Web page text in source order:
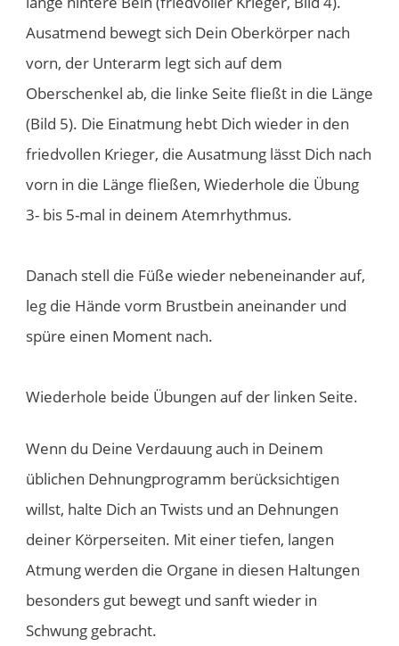
Ausatmend bewegt sich Dein Oberkörper nach
vorn, der Unterarm legt sich auf dem
Oberschenkel ab, die linke Seite fließt in die Länge
(Bild 5). Die Einatmung hebt Dich wieder in den
friedvollen Krieger, die Ausatmung lässt Dich nach
vorn in die Länge fließen, Wiederhole die Übung
3- bis 5-mal in deinem Atemrhythmus.
Danach stell die Füße wieder nebeneinander auf,
leg die Hände vorm Brustbein aneinander und
spüre einen Moment nach.
Wiederhole beide Übungen auf der linken Seite.
​Wenn du Deine Verdauung auch in Deinem
üblichen Dehnungprogramm berücksichtigen
willst, halte Dich an Twists und an Dehnungen
deiner Körperseiten. Mit einer tiefen, langen
Atmung werden die Organe in diesen Haltungen
besonders gut bewegt und sanft wieder in
Schwung gebracht.